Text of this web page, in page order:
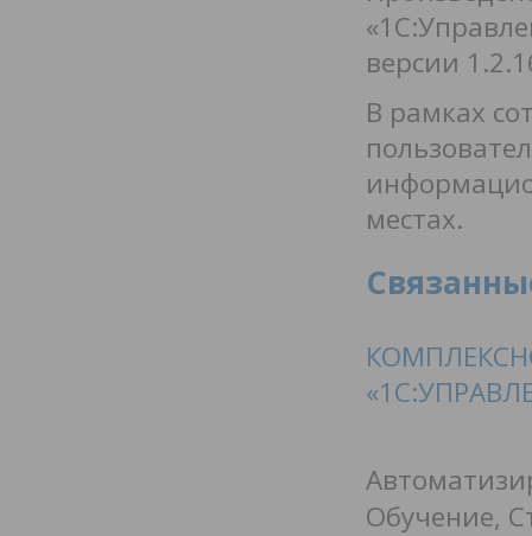
версии
В рамках
местах.
Обучение,